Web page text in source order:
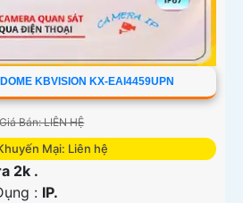
KBVISION KX-EAI4459UPN
Giá Bán: LIÊN HỆ
Mại: Liên hệ
2k .
: IP.